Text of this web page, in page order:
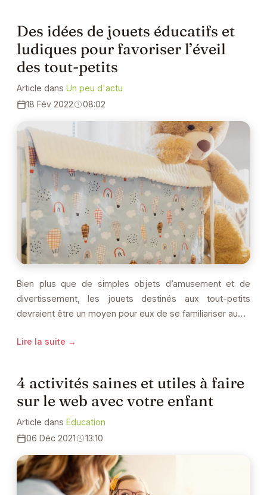
Des idées de jouets éducatifs et
ludiques pour favoriser l’éveil
des tout-petits
Article dans Un peu d'actu
18 Fév 2022
08:02
Bien plus que de simples objets d’amusement et de
divertissement, les jouets destinés aux tout-petits
devraient être un moyen pour eux de se familiariser au…
Lire la suite →
4 activités saines et utiles à faire
sur le web avec votre enfant
Article dans Education
06 Déc 2021
13:10